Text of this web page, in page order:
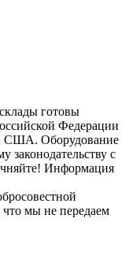
готовы
Федерации
США. Оборудование
законодательству с
Информация
мы не передаем